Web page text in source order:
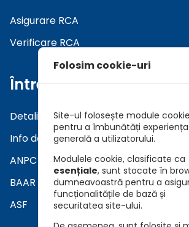
Asigurare RCA
Verificare RCA
Întrebări
Detalii asiguratori
Info daune
ANPC
BAAR
ASF
Folosim cookie-uri
Site-ul folosește module cookie
pentru a îmbunătăți experiența
generală a utilizatorului.
Modulele cookie, clasificate ca
esențiale, sunt stocate în
dumneavoastră pentru a
funcționalitățile de bază și
securitatea site-ului.